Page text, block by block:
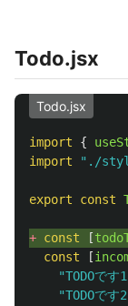
Todo.jsx
Todo.jsx
import {
import
" ./
export const
+ const [
const
[
"TODOです1
"TODOです2